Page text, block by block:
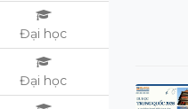
Đại học
Đại học